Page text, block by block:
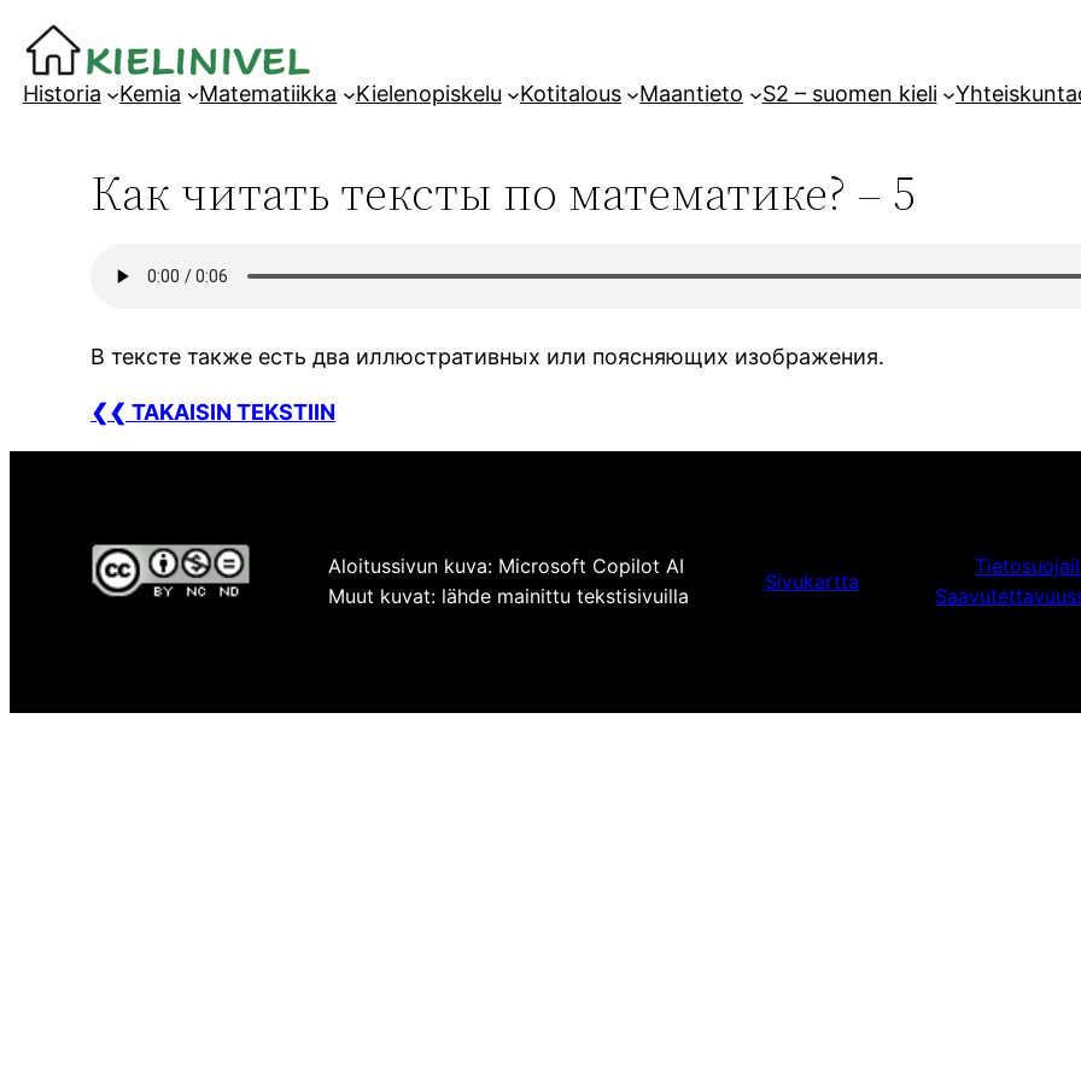
Siirry
sisältöön
Historia
Kemia Matematiikka Kielenopiskelu Kotitalous Maantieto S2 – suomen kieli
Как читать тексты по математике? – 5
В тексте также есть два иллюстративных или поясняющих изображения.
❮❮ TAKAISIN TEKSTIIN
Aloitussivun kuva: Microsoft Copilot AI
Muut kuvat: lähde mainittu tekstisivuilla
Sivukartta